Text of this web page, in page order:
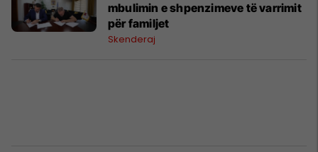
mbulimin e shpenzimeve të varrimit
për familjet
Skenderaj